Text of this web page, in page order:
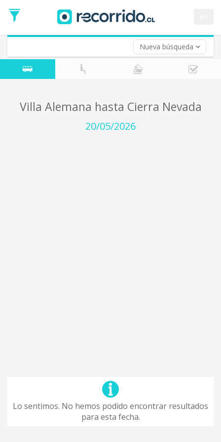
Nueva búsqueda
de
Ida
Vuelta (opcional)
Fecha
de
Villa Alemana hasta Cierra Nevada
20/05/2026
Lo sentimos. No hemos podido encontrar resultados
para esta fecha.